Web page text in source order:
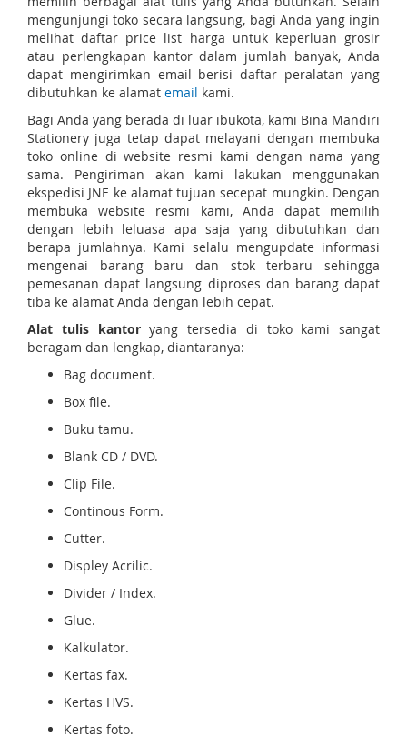
mengunjungi toko secara langsung, bagi Anda yang ingin
melihat daftar price list harga untuk keperluan grosir
atau perlengkapan kantor dalam jumlah banyak, Anda
dapat mengirimkan email berisi daftar peralatan yang
dibutuhkan ke alamat email kami.
Bagi Anda yang berada di luar ibukota, kami Bina Mandiri
Stationery juga tetap dapat melayani dengan membuka
toko online di website resmi kami dengan nama yang
sama. Pengiriman akan kami lakukan menggunakan
ekspedisi JNE ke alamat tujuan secepat mungkin. Dengan
membuka website resmi kami, Anda dapat memilih
dengan lebih leluasa apa saja yang dibutuhkan dan
berapa jumlahnya. Kami selalu mengupdate informasi
mengenai barang baru dan stok terbaru sehingga
pemesanan dapat langsung diproses dan barang dapat
tiba ke alamat Anda dengan lebih cepat.
Alat tulis kantoryang tersedia di toko kami sangat
beragam dan lengkap, diantaranya:
Bag document.
Box file.
Buku tamu.
Blank CD / DVD.
Clip File.
Continous Form.
Cutter.
Displey Acrilic.
Divider / Index.
Glue.
Kalkulator.
Kertas fax.
Kertas HVS.
Kertas foto.